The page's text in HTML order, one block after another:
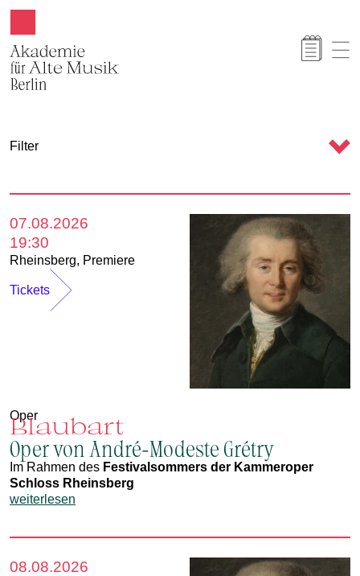
K
n
d
r
Filter
07.08.2026
19:30
Rheinsberg, Premiere
Tickets
Oper
Blaubart
Oper von André-Modeste Grétry
Im Rahmen des Festivalsommers der Kammeroper
Schloss Rheinsberg
weiterlesen
08.08.2026